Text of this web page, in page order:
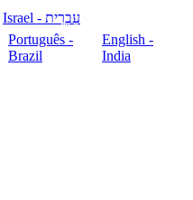
עִבְרִית - Israel
Português -
Brazil
English -
India